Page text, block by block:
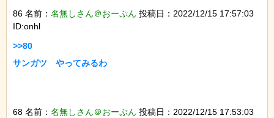
86 名前： 名無しさん＠おーぷん 投稿日：2022/12/15 17:57:03
ID:onhl
>>80
サンガツ　やってみるわ
68 名前： 名無しさん＠おーぷん 投稿日：2022/12/15 17:53:03